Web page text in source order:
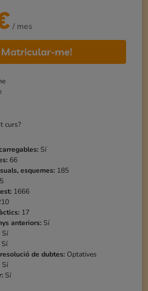
/ mes
Matricular-me!
curs?
Sí
66
esquemes: 185
1666
17
anteriors: Sí
Sí
Sí
de dubtes: Optatives
Sí
Sí